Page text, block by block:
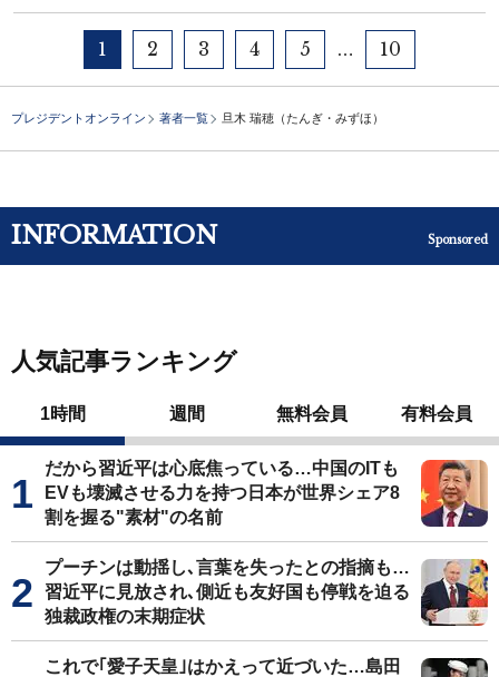
1 2 3 4 5 … 10
プレジデントオンライン 著者一覧 旦木 瑞穂（たんぎ・みずほ）
INFORMATION Sponsored
人気記事ランキング
1時間 週間 無料会員 有料会員
だから習近平は心底焦っている…中国のITも
EVも壊滅させる力を持つ日本が世界シェア8
割を握る"素材"の名前
プーチンは動揺し､言葉を失ったとの指摘も…
習近平に見放され､側近も友好国も停戦を迫る
独裁政権の末期症状
これで｢愛子天皇｣はかえって近づいた…島田